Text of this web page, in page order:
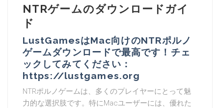
NTRゲームのダウンロードガイ
ド
LustGamesはMac向けのNTRポルノ
ゲームダウンロードで最高です！チェ
ックしてみてください：
https://lustgames.org
NTRポルノゲームは、多くのプレイヤーにとって魅
力的な選択肢です。特にMacユーザーには、優れた